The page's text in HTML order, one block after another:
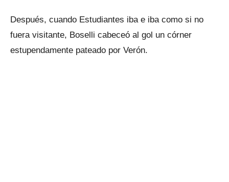
Después, cuando Estudiantes iba e iba como si no
fuera visitante, Boselli cabeceó al gol un córner
estupendamente pateado por Verón.